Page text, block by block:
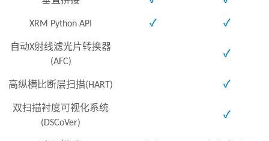
XRM Python API ✓ ✓
自动X射线滤光片转换器
(AFC)
✓
高纵横比断层扫描(HART) ✓
双扫描衬度可视化系统
(DSCoVer)
✓